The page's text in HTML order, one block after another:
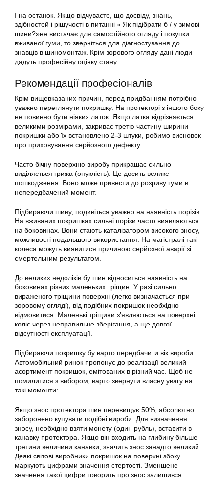
І на останок. Якщо відчуваєте, що досвіду, знань,
здібностей і рішучості в питанні » Як підібрати б / у зимові
шини?»не вистачає для самостійного огляду і покупки
вживаної гуми, то зверніться для діагностування до
знавців в шиномонтаж. Крім зорового огляду дані люди
дадуть професійну оцінку стану.
Рекомендації професіоналів
Крім вищевказаних причин, перед придбанням потрібно
уважно переглянути покришку. На протекторі з іншого боку
не повинно бути ніяких латок. Якщо латка відрізняється
великими розмірами, закриває третю частину ширини
покришки або їх встановлено 2-3 штуки, робимо висновок
про приховування серйозного дефекту.
Часто бічну поверхню виробу прикрашає сильно
виділяється грижа (опуклість). Це досить велике
пошкодження. Воно може привести до розриву гуми в
непередбачений момент.
Підбираючи шину, подивіться уважно на наявність порізів.
На вживаних покришках сильні порізи часто виявляються
на боковинах. Вони стають каталізатором високого зносу,
можливості подальшого використання. На магістралі такі
колеса можуть виявитися причиною серйозної аварії зі
смертельним результатом.
До великих недоліків бу шин відноситься наявність на
боковинах різних маленьких тріщин. У разі сильно
вираженого тріщини поверхні (легко визначається при
зоровому огляді), від подібних покришок необхідно
відмовитися. Маленькі тріщини з’являються на поверхні
коліс через неправильне зберігання, а ще довгої
відсутності експлуатації.
Підбираючи покришку бу варто передбачити вік вироби.
Автомобільний ринок пропонує до реалізації великий
асортимент покришок, емітованих в різний час. Щоб не
помилитися з вибором, варто звернути власну увагу на
такі моменти:
Якщо знос протектора шин перевищує 50%, абсолютно
заборонено купувати подібні вироби. Для визначення
зносу, необхідно взяти монету (один рубль), вставити в
канавку протектора. Якщо він входить на глибину більше
третини величини канавки, значить знос занадто великий.
Деякі світові виробники покришок на поверхні збоку
маркують цифрами значення стертості. Зменшене
значення такої цифри говорить про знос залишився